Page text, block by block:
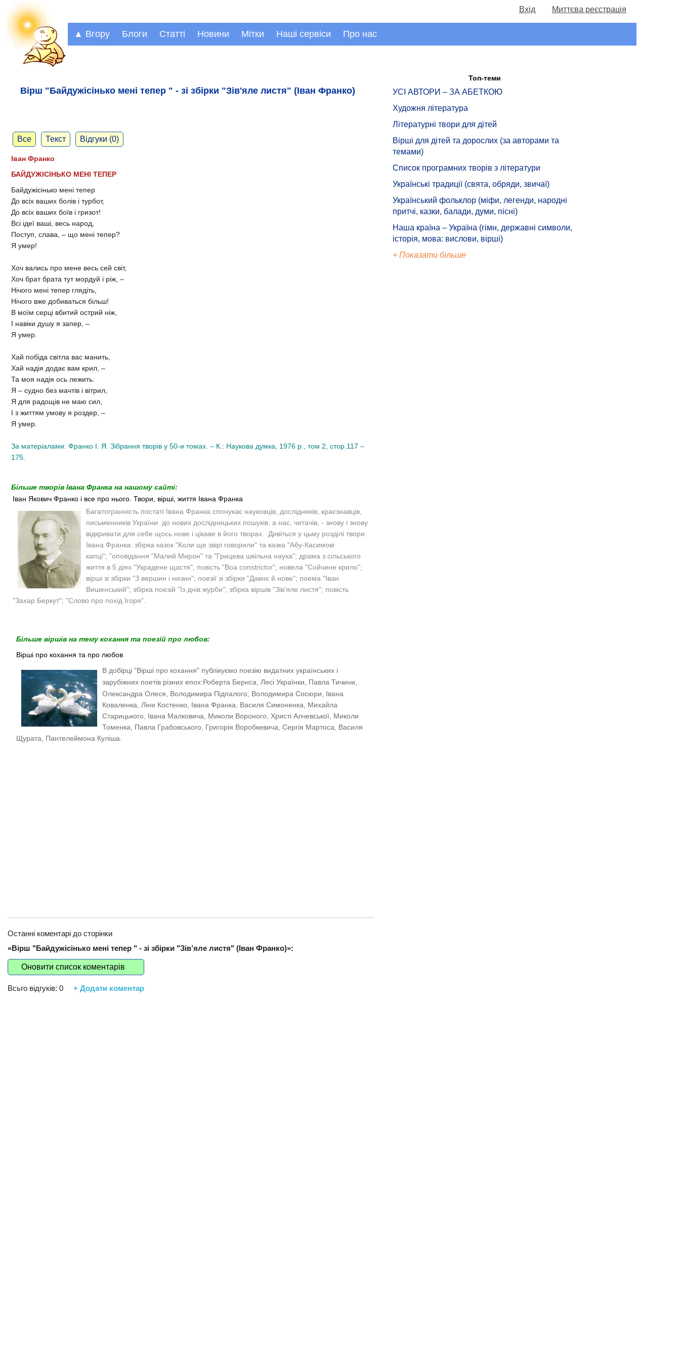
Вхід Миттєва реєстрація
▲ Вгору Блоги Статті Новини Мітки Наші сервіси Про нас
Вірш "Байдужісінько мені тепер " - зі збірки "Зів'яле листя" (Іван Франко)
Все Текст Відгуки (0)
Іван Франко
БАЙДУЖІСІНЬКО МЕНІ ТЕПЕР
Байдужісінько мені тепер
До всіх ваших болів і турбот,
До всіх ваших боїв і гризот!
Всі ідеї ваші, весь народ,
Поступ, слава, – що мені тепер?
Я умер!
Хоч вались про мене весь сей світ,
Хоч брат брата тут мордуй і ріж, –
Нічого мені тепер глядіть,
Нічого вже добиваться більш!
В моїм серці вбитий острий ніж,
І навіки душу я запер, –
Я умер.
Хай побіда світла вас манить,
Хай надія додає вам крил, –
Та моя надія ось лежить:
Я – судно без мачтів і вітрил,
Я для радощів не маю сил,
І з життям умову я роздер, –
Я умер.
За матеріалами: Франко І. Я. Зібрання творів у 50-и томах. – К.: Наукова думка, 1976 р., том 2, стор.117 –
175.
Більше творів Івана Франка на нашому сайті:
Іван Якович Франко і все про нього. Твори, вірші, життя Івана Франка
Багатогранність постаті Івана Франка спонукає науковців, дослідників, краєзнавців,
письменників України до нових дослідницьких пошуків, а нас, читачів, - знову і знову
відкривати для себе щось нове і цікаве в його творах. Дивіться у цьму розділі твори
Івана Франка: збірка казок "Коли ще звірі говорили" та казка "Абу-Касимові
капці"; "оповідання "Малий Мирон" та "Грицева шкільна наука"; драма з сільського
життя в 5 діях "Украдене щастя"; повість "Boa constrictor"; новела "Сойчине крило";
вірші зі збірки "З вершин і низин"; поезії зі збірки "Давнє й нове"; поема "Іван
Вишенський"; збірка поезій "Із днів журби"; збірка віршів "Зів'яле листя"; повість
"Захар Беркут"; "Слово про похід Ігоря".
Більше віршів на тему кохання та поезій про любов:
Вірші про кохання та про любов
В добірці "Вірші про кохання" публікуємо поезію видатних українських і
зарубіжних поетів різних епох:Роберта Бернса, Лесі Українки, Павла Тичини,
Олександра Олеся, Володимира Підпалого, Володимира Сосюри, Івана
Коваленка, Ліни Костенко, Івана Франка, Василя Симоненка, Михайла
Старицького, Івана Малковича, Миколи Вороного, Христі Алчевської, Миколи
Томенка, Павла Грабовського, Григорія Воробкевича, Сергія Мартоса, Василя
Щурата, Пантелеймона Куліша.
Останні коментарі до сторінки
«Вірш "Байдужісінько мені тепер " - зі збірки "Зів’яле листя" (Іван Франко)»:
Оновити список коментарів
Всьго відгуків: 0 + Додати коментар
Топ-теми
УСІ АВТОРИ – ЗА АБЕТКОЮ
Художня література
Літературні твори для дітей
Вірші для дітей та дорослих (за авторами та
темами)
Список програмних творів з літератури
Українські традиції (свята, обряди, звичаї)
Український фольклор (міфи, легенди, народні
притчі, казки, балади, думи, пісні)
Наша країна – Україна (гімн, державні символи,
історія, мова: вислови, вірші)
+ Показати більше